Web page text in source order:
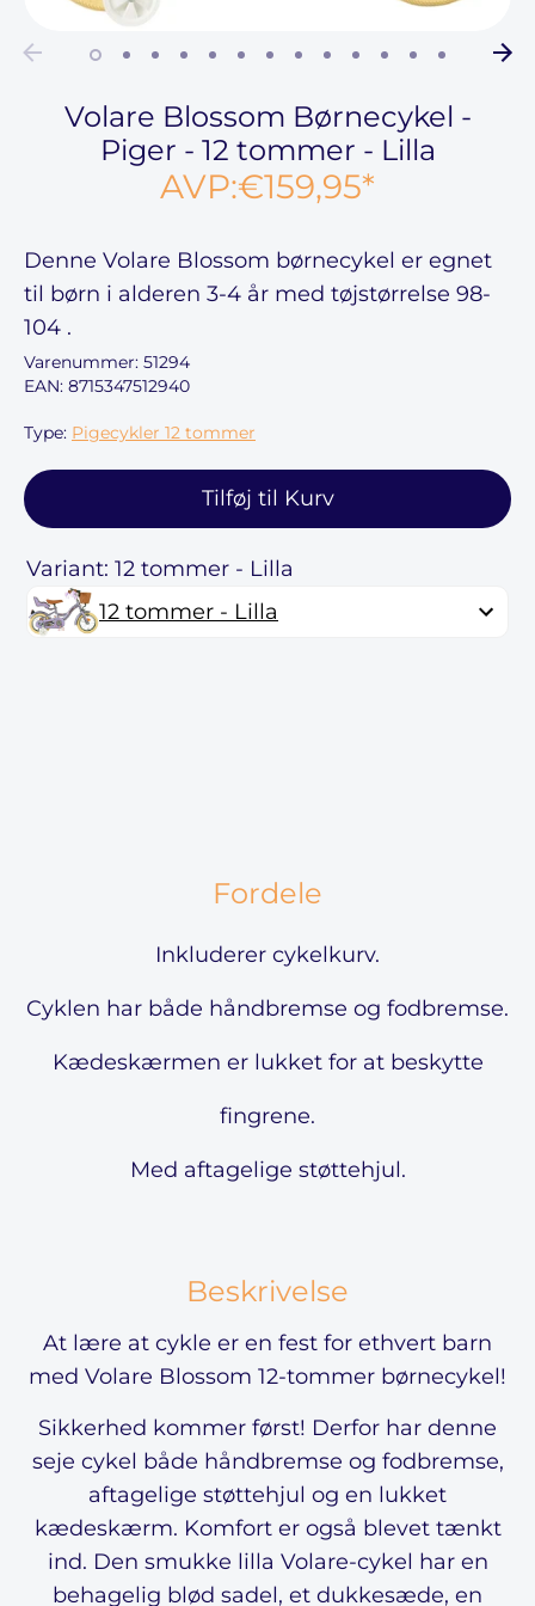
Volare Blossom Børnecykel -
Piger - 12 tommer - Lilla
AVP:€159,95*
Denne Volare Blossom børnecykel er egnet
til børn i alderen 3-4 år med tøjstørrelse 98-
104 .
Varenummer: 51294
EAN: 8715347512940
Type: Pigecykler 12 tommer
Tilføj til Kurv
Variant: 12 tommer - Lilla
12 tommer - Lilla
Fordele
Inkluderer cykelkurv.
Cyklen har både håndbremse og fodbremse.
Kædeskærmen er lukket for at beskytte
fingrene.
Med aftagelige støttehjul.
Beskrivelse
At lære at cykle er en fest for ethvert barn
med Volare Blossom 12-tommer børnecykel!
Sikkerhed kommer først! Derfor har denne
seje cykel både håndbremse og fodbremse,
aftagelige støttehjul og en lukket
kædeskærm. Komfort er også blevet tænkt
ind. Den smukke lilla Volare-cykel har en
behagelig blød sadel, et dukkesæde, en